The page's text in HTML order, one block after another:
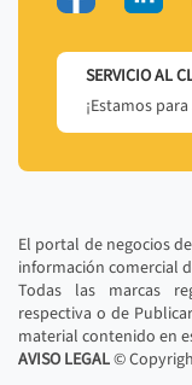
SERVICIO AL
¡Estamos
El portal de negocios
información comercial
Todas las marcas
respectiva o de
material contenido en
AVISO LEGAL©